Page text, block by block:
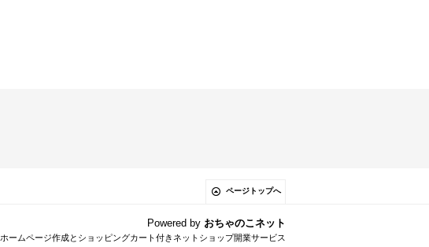
ページトップへ
Powered by おちゃのこネット
ホームページ作成とショッピングカート付きネットショップ開業サービス